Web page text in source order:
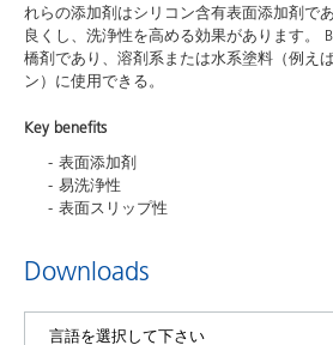
れらの添加剤はシリコン含有表面添加剤で
良くし、洗浄性を高める効果があります。
橋剤であり、溶剤系または水系塗料（例え
ン）に使用できる。
Key benefits
表面添加剤
易洗浄性
表面スリップ性
Downloads